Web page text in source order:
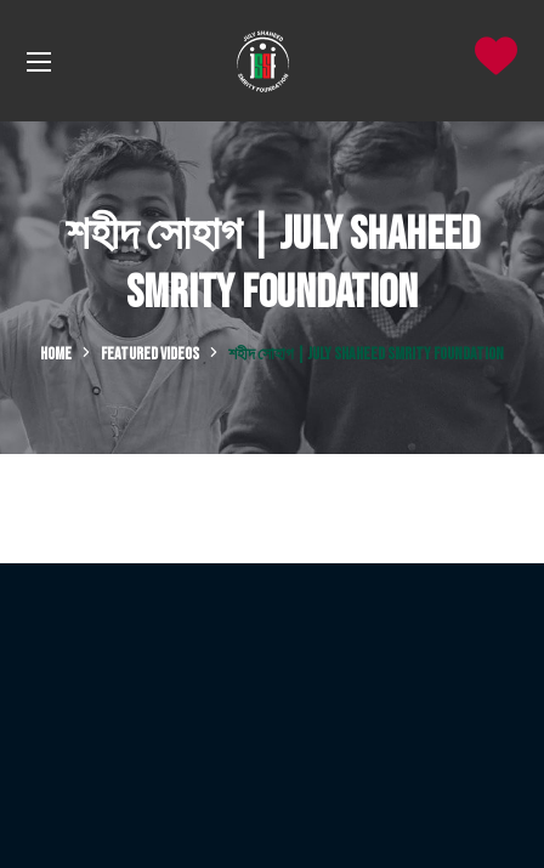
শহীদ সোহাগ | July Shaheed
Smrity Foundation
HOME FEATURED VIDEOS শহীদ সোহাগ | JULY SHAHEED SMRITY FOUNDATION